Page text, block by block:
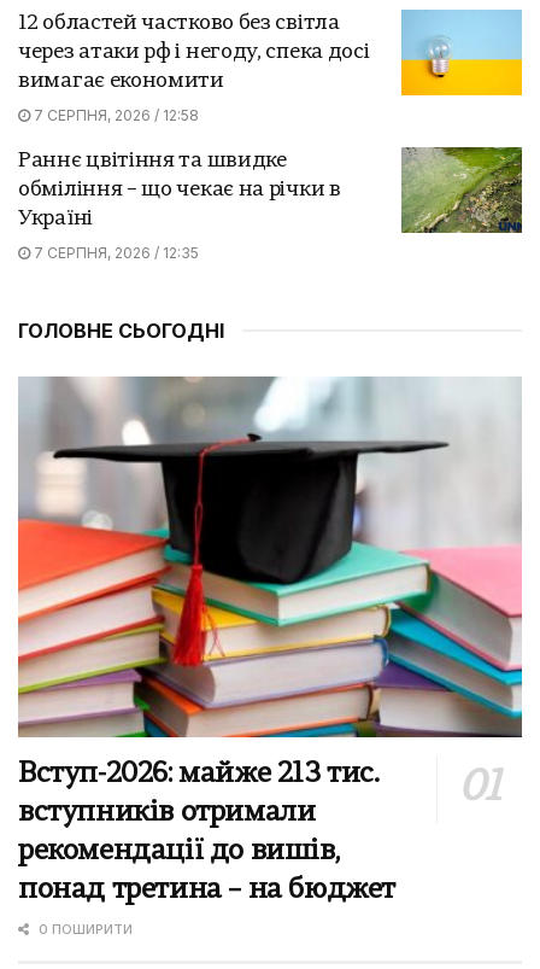
12 областей частково без світла
через атаки рф і негоду, спека досі
вимагає економити
7 СЕРПНЯ, 2026 / 12:58
Раннє цвітіння та швидке
обміління – що чекає на річки в
Україні
7 СЕРПНЯ, 2026 / 12:35
ГОЛОВНЕ СЬОГОДНІ
Вступ-2026: майже 213 тис.
вступників отримали
рекомендації до вишів,
понад третина – на бюджет
0 ПОШИРИТИ